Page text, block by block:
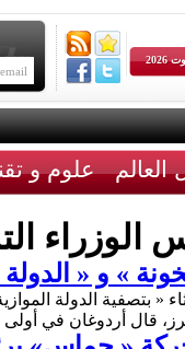
العالم علوم و
الوزراء
» و « الدولة
« بتصفية الدولة
قال أردوغان في أولى